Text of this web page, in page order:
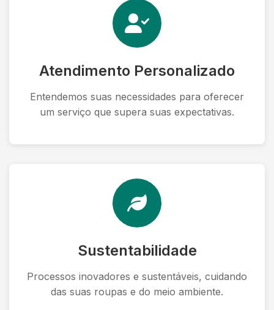
Atendimento Personalizado
Entendemos suas necessidades para oferecer
um serviço que supera suas expectativas.
Sustentabilidade
Processos inovadores e sustentáveis, cuidando
das suas roupas e do meio ambiente.